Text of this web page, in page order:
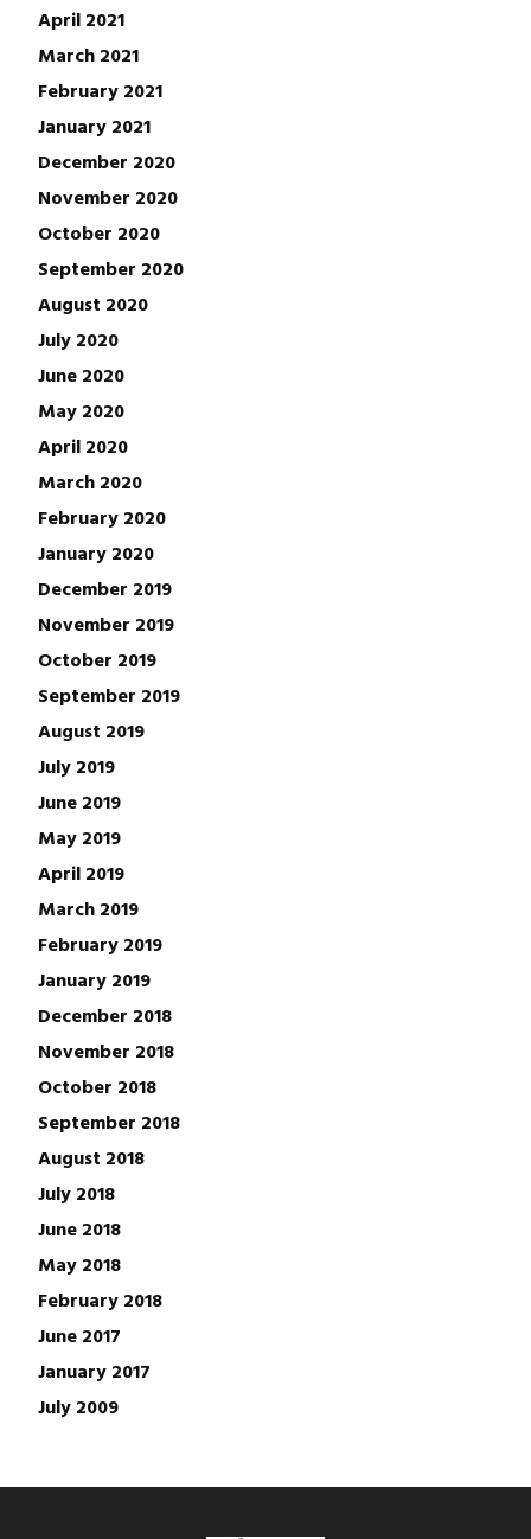
April 2021
March 2021
February 2021
January 2021
December 2020
November 2020
October 2020
September 2020
August 2020
July 2020
June 2020
May 2020
April 2020
March 2020
February 2020
January 2020
December 2019
November 2019
October 2019
September 2019
August 2019
July 2019
June 2019
May 2019
April 2019
March 2019
February 2019
January 2019
December 2018
November 2018
October 2018
September 2018
August 2018
July 2018
June 2018
May 2018
February 2018
June 2017
January 2017
July 2009